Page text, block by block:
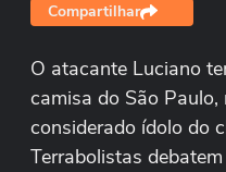
Compartilhar
O atacante Luciano
camisa do São Paulo,
considerado ídolo do
Terrabolistas